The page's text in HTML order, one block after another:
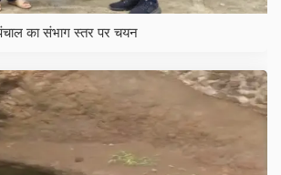
का संभाग स्तर पर चयन